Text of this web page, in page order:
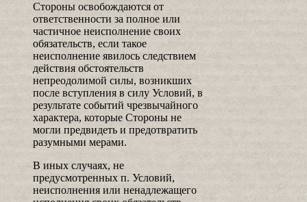
Стороны освобождаются от
ответственности за полное или
частичное неисполнение своих
обязательств, если такое
неисполнение явилось следствием
действия обстоятельств
непреодолимой силы, возникших
после вступления в силу Условий, в
результате событий чрезвычайного
характера, которые Стороны не
могли предвидеть и предотвратить
разумными мерами.
В иных случаях, не
предусмотренных п. Условий,
неисполнения или ненадлежащего